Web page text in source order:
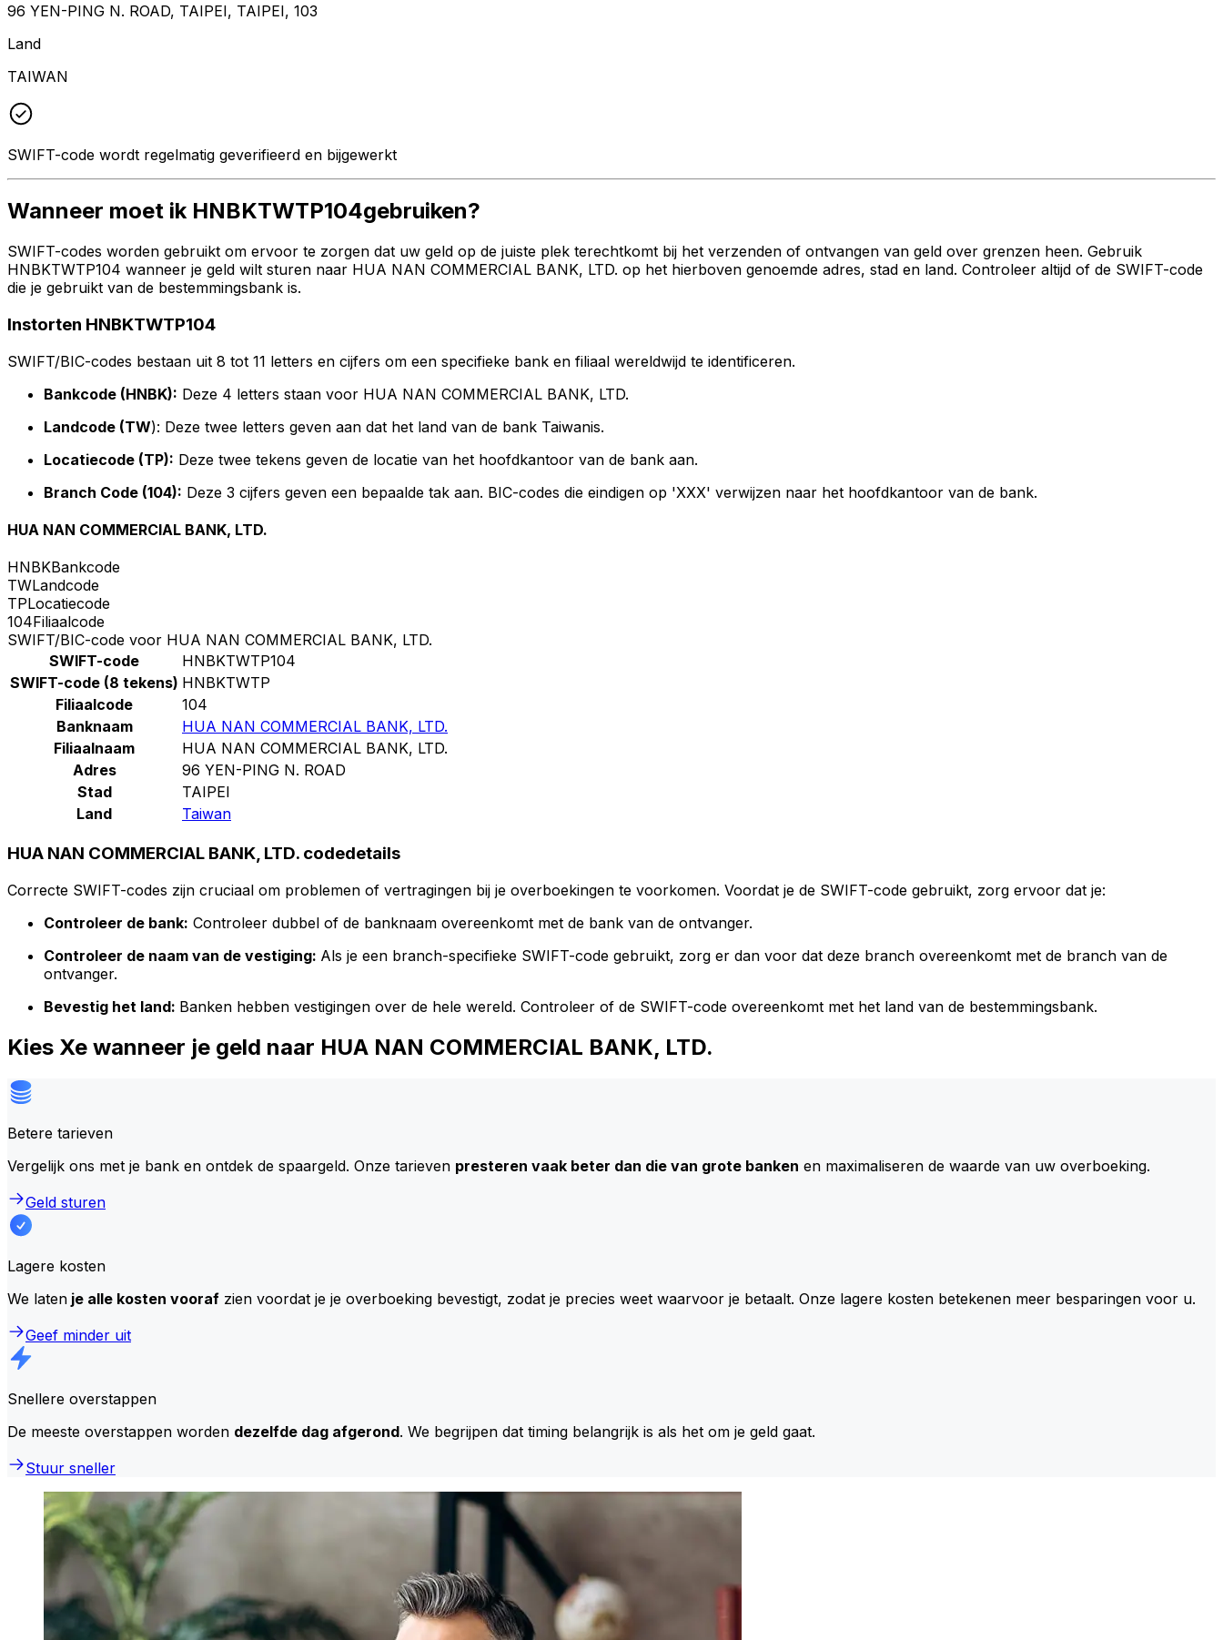
96 YEN-PING N. ROAD, TAIPEI, TAIPEI, 103
Land
TAIWAN
SWIFT-code wordt regelmatig geverifieerd en bijgewerkt
Wanneer moet ik HNBKTWTP104gebruiken?
SWIFT-codes worden gebruikt om ervoor te zorgen dat uw geld op de juiste plek terechtkomt bij het verzenden of ontvangen van geld over grenzen heen. Gebruik
HNBKTWTP104 wanneer je geld wilt sturen naar HUA NAN COMMERCIAL BANK, LTD. op het hierboven genoemde adres, stad en land. Controleer altijd of de SWIFT-code
die je gebruikt van de bestemmingsbank is.
Instorten HNBKTWTP104
SWIFT/BIC-codes bestaan uit 8 tot 11 letters en cijfers om een specifieke bank en filiaal wereldwijd te identificeren.
Bankcode (HNBK): Deze 4 letters staan voor HUA NAN COMMERCIAL BANK, LTD.
Landcode (TW): Deze twee letters geven aan dat het land van de bank Taiwanis.
Locatiecode (TP): Deze twee tekens geven de locatie van het hoofdkantoor van de bank aan.
Branch Code (104): Deze 3 cijfers geven een bepaalde tak aan. BIC-codes die eindigen op 'XXX' verwijzen naar het hoofdkantoor van de bank.
HUA NAN COMMERCIAL BANK, LTD.
HNBKBankcode
TWLandcode
TPLocatiecode
104Filiaalcode
SWIFT/BIC-code voor HUA NAN COMMERCIAL BANK, LTD.
SWIFT-code
HNBKTWTP104
SWIFT-code (8 tekens) HNBKTWTP
Filiaalcode
104
Banknaam
HUA NAN COMMERCIAL BANK, LTD.
Filiaalnaam
HUA NAN COMMERCIAL BANK, LTD.
Adres
96 YEN-PING N. ROAD
Stad
TAIPEI
Land
Taiwan
HUA NAN COMMERCIAL BANK, LTD. codedetails
Correcte SWIFT-codes zijn cruciaal om problemen of vertragingen bij je overboekingen te voorkomen. Voordat je de SWIFT-code gebruikt, zorg ervoor dat je:
Controleer de bank: Controleer dubbel of de banknaam overeenkomt met de bank van de ontvanger.
Controleer de naam van de vestiging: Als je een branch-specifieke SWIFT-code gebruikt, zorg er dan voor dat deze branch overeenkomt met de branch van de
ontvanger.
Bevestig het land: Banken hebben vestigingen over de hele wereld. Controleer of de SWIFT-code overeenkomt met het land van de bestemmingsbank.
Kies Xe wanneer je geld naar HUA NAN COMMERCIAL BANK, LTD.
Betere tarieven
Vergelijk ons met je bank en ontdek de spaargeld. Onze tarieven presteren vaak beter dan die van grote banken en maximaliseren de waarde van uw overboeking.
Geld sturen
Lagere kosten
We laten je alle kosten vooraf zien voordat je je overboeking bevestigt, zodat je precies weet waarvoor je betaalt. Onze lagere kosten betekenen meer besparingen voor u.
Geef minder uit
Snellere overstappen
De meeste overstappen worden dezelfde dag afgerond. We begrijpen dat timing belangrijk is als het om je geld gaat.
Stuur sneller